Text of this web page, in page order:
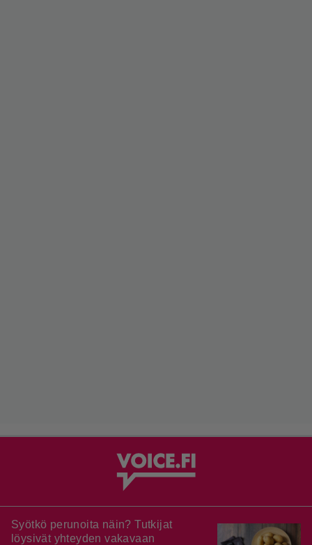
Syötkö perunoita näin? Tutkijat
löysivät yhteyden vakavaan